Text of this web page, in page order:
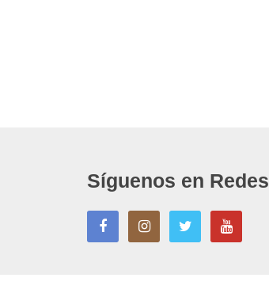
Síguenos en Redes